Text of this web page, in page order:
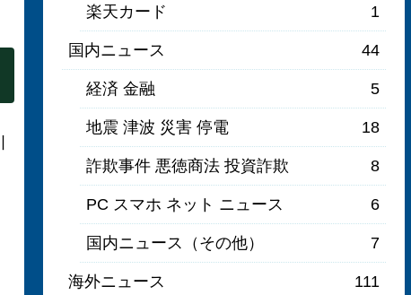
楽天カード 1
国内ニュース 44
経済 金融 5
地震 津波 災害 停電 18
詐欺事件 悪徳商法 投資詐欺 8
PC スマホ ネット ニュース 6
国内ニュース（その他） 7
海外ニュース 111